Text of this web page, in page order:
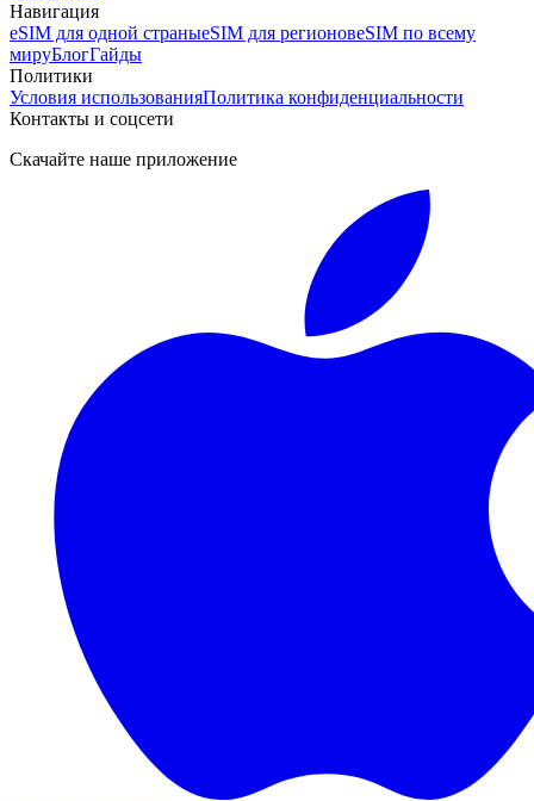
Навигация
eSIM для одной страныeSIM для регионовeSIM по всему
мируБлогГайды
Политики
Условия использованияПолитика конфиденциальности
Контакты и соцсети
Скачайте наше приложение